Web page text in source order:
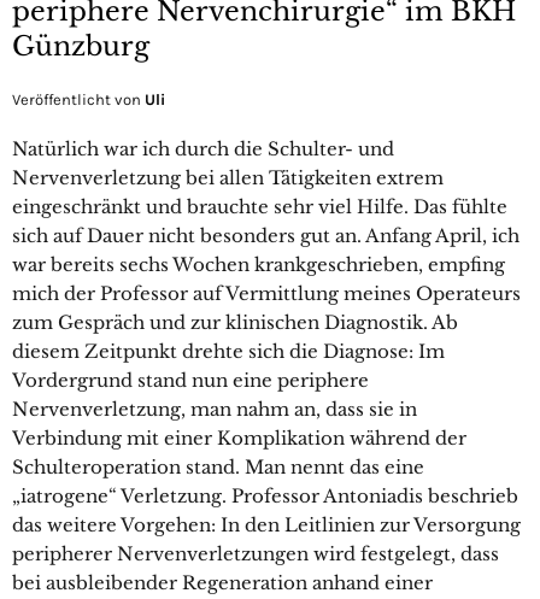
periphere Nervenchirurgie“ im BKH
Günzburg
Veröffentlicht von Uli
Natürlich war ich durch die Schulter- und
Nervenverletzung bei allen Tätigkeiten extrem
eingeschränkt und brauchte sehr viel Hilfe. Das fühlte
sich auf Dauer nicht besonders gut an. Anfang April, ich
war bereits sechs Wochen krankgeschrieben, empfing
mich der Professor auf Vermittlung meines Operateurs
zum Gespräch und zur klinischen Diagnostik. Ab
diesem Zeitpunkt drehte sich die Diagnose: Im
Vordergrund stand nun eine periphere
Nervenverletzung, man nahm an, dass sie in
Verbindung mit einer Komplikation während der
Schulteroperation stand. Man nennt das eine
„iatrogene“ Verletzung. Professor Antoniadis beschrieb
das weitere Vorgehen: In den Leitlinien zur Versorgung
peripherer Nervenverletzungen wird festgelegt, dass
bei ausbleibender Regeneration anhand einer